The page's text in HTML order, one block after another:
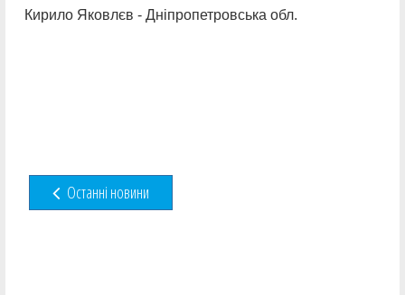
Кирило Яковлєв - Дніпропетровська обл.
Останні новини